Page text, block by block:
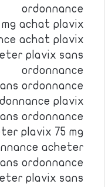
ordonnance
achat plavix
achat plavix
plavix sans
ordonnance
ordonnance
plavix
ordonnance
plavix 75 mg
acheter
ordonnance
plavix sans